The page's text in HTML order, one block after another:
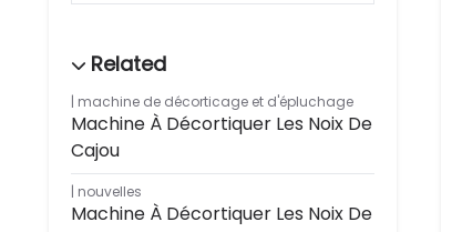
machine de décorticage et d'épluchage
Machine À Décortiquer Les Noix De
Cajou
nouvelles
Machine À Décortiquer Les Noix De